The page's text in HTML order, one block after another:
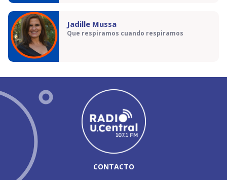
Jadille Mussa
Que respiramos cuando respiramos
CONTACTO